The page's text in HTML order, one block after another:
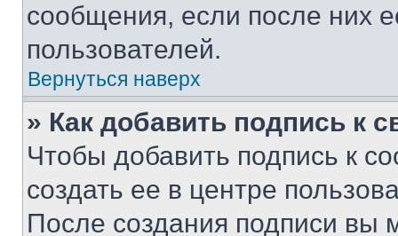
сообщения, если после них
пользователей.
Вернуться наверх
» Как добавить подпись к
Чтобы добавить подпись к
создать ее в центре
После создания подписи вы